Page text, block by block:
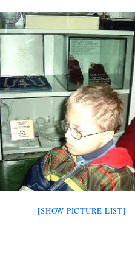
[SHOW PICTURE LIST]